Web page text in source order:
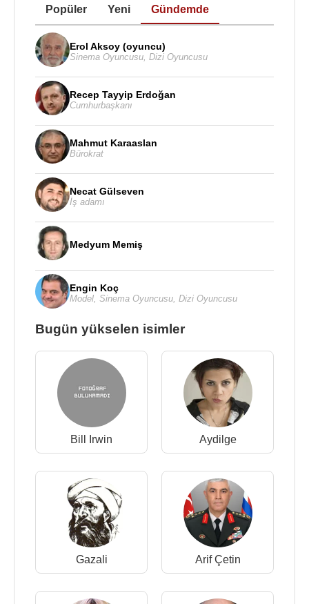
Popüler Yeni Gündemde
Erol Aksoy (oyuncu)
Sinema Oyuncusu Dizi Oyuncusu
Recep Tayyip Erdoğan
Cumhurbaşkanı
Mahmut Karaaslan
Bürokrat
Necat Gülseven
İş adamı
Medyum Memiş
Engin Koç
Model Sinema Oyuncusu Dizi Oyuncusu
Bugün yükselen isimler
Bill Irwin Aydilge
Gazali Arif Çetin